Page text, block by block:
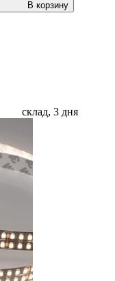
В корзину
склад, 3 дня